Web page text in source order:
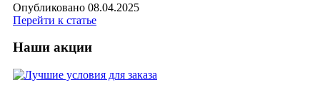
Опубликовано 08.04.2025
Перейти к статье
Наши акции